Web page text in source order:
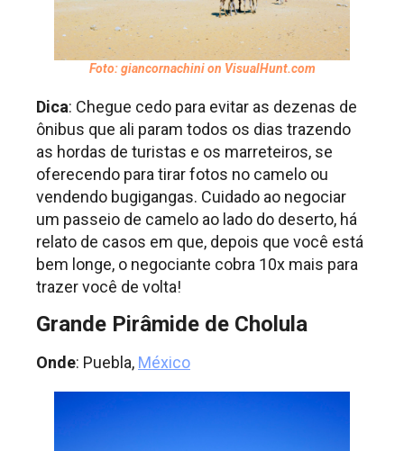
Foto: giancornachini on VisualHunt.com
Dica: Chegue cedo para evitar as dezenas de
ônibus que ali param todos os dias trazendo
as hordas de turistas e os marreteiros, se
oferecendo para tirar fotos no camelo ou
vendendo bugigangas. Cuidado ao negociar
um passeio de camelo ao lado do deserto, há
relato de casos em que, depois que você está
bem longe, o negociante cobra 10x mais para
trazer você de volta!
Grande Pirâmide de Cholula
Onde: Puebla, México